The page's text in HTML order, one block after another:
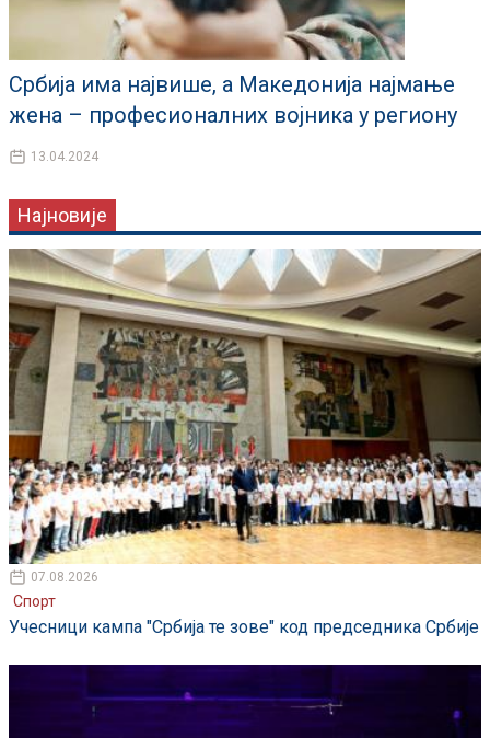
Србија има највише, а Македонија најмање
жена – професионалних војника у региону
13.04.2024
Најновије
07.08.2026
Спорт
Учесници кампа "Србија те зове" код председника Србије